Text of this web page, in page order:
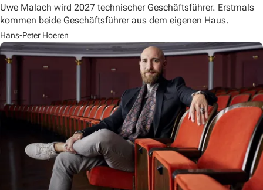
Uwe Malach wird 2027 technischer Geschäftsführer. Erstmals
kommen beide Geschäftsführer aus dem eigenen Haus.
Hans-Peter Hoeren